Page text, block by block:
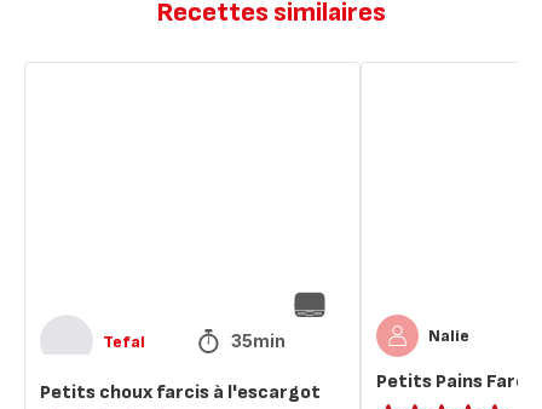
Recettes similaires
Tefal 35min
Petits choux farcis à l'escargot
Nalie
Petits Pains Farcis